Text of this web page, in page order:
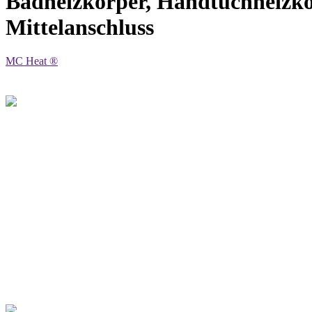
Mittelanschluss
MC Heat ®